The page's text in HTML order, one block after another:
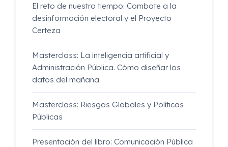
El reto de nuestro tiempo: Combate a la
desinformación electoral y el Proyecto
Certeza
Masterclass: La inteligencia artificial y
Administración Pública. Cómo diseñar los
datos del mañana
Masterclass: Riesgos Globales y Políticas
Públicas
Presentación del libro: Comunicación Pública